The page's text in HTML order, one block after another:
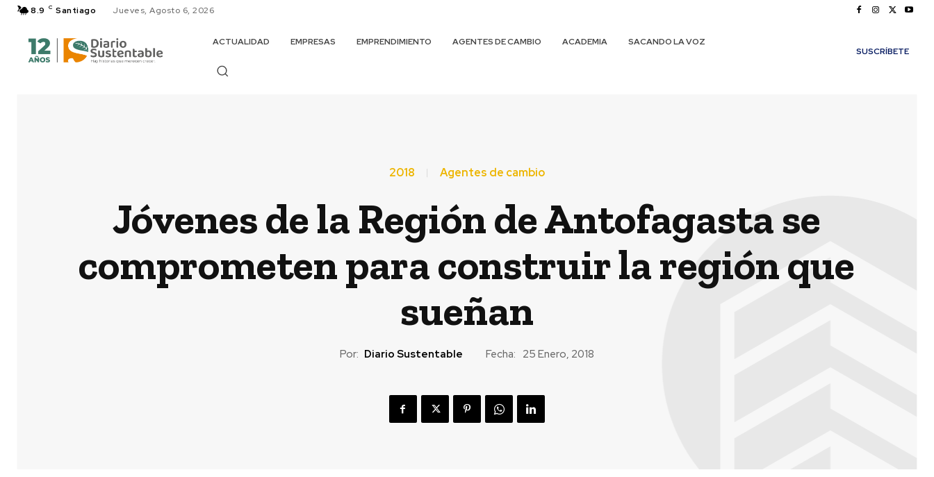
8.9 C Santiago Jueves, Agosto 6, 2026
ACTUALIDAD EMPRESAS EMPRENDIMIENTO AGENTES DE CAMBIO ACADEMIA
SACANDO LA VOZ
SUSCRÍBETE
2018 Agentes de cambio
Jóvenes de la Región de Antofagasta se
comprometen para construir la región que
sueñan
Por: Diario Sustentable Fecha: 25 Enero, 2018